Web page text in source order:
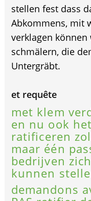
stellen fest dass
Abkommens, mit
verklagen können
schmälern, die
Untergräbt.
et requête
met klem
en nu ook
ratificeren
maar één
bedrijven
kunnen
demandons